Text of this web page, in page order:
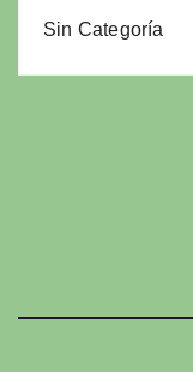
Sin Categoría